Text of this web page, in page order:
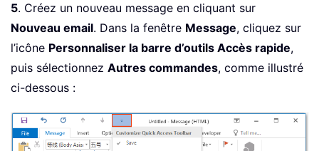
5. Créez un nouveau message en cliquant sur
Nouveau email. Dans la fenêtre Message, cliquez sur
l’icône Personnaliser la barre d’outils Accès rapide,
puis sélectionnez Autres commandes, comme illustré
ci-dessous :